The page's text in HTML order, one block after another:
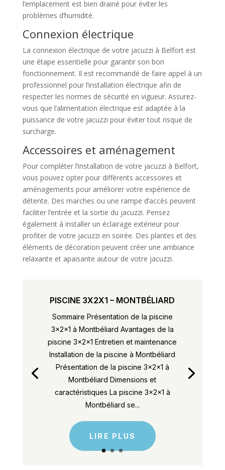
l’emplacement est bien drainé pour éviter les
problèmes d’humidité.
Connexion électrique
La connexion électrique de votre jacuzzi à Belfort est
une étape essentielle pour garantir son bon
fonctionnement. Il est recommandé de faire appel à un
professionnel pour l’installation électrique afin de
respecter les normes de sécurité en vigueur. Assurez-
vous que l’alimentation électrique est adaptée à la
puissance de votre jacuzzi pour éviter tout risque de
surcharge.
Accessoires et aménagement
Pour compléter l’installation de votre jacuzzi à Belfort,
vous pouvez opter pour différents accessoires et
aménagements pour améliorer votre expérience de
détente. Des marches ou une rampe d’accès peuvent
faciliter l’entrée et la sortie du jacuzzi. Pensez
également à installer un éclairage extérieur pour
profiter de votre jacuzzi en soirée. Des plantes et des
éléments de décoration peuvent créer une ambiance
relaxante et apaisante autour de votre jacuzzi.
PISCINE 3X2X1 – MONTBÉLIARD
Sommaire Présentation de la piscine
3x2x1 à Montbéliard Avantages de la
piscine 3x2x1 Entretien et maintenance
Installation de la piscine à Montbéliard
Présentation de la piscine 3x2x1 à
Montbéliard Dimensions et
caractéristiques La piscine 3x2x1 à
Montbéliard se...
LIRE PLUS